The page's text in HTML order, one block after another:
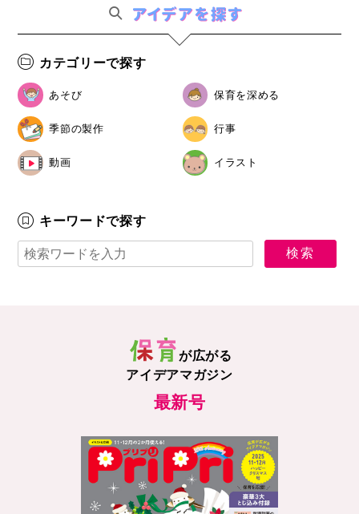
カテゴリーで探す
あそび 保育を深める
季節の製作 行事
動画 イラスト
キーワードで探す
が広がる
アイデアマガジン
最新号